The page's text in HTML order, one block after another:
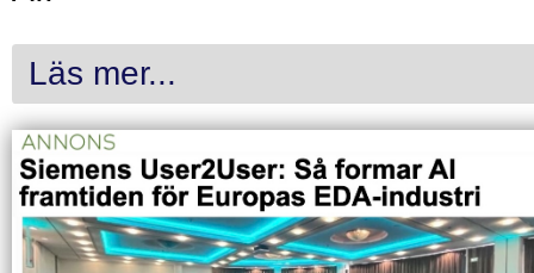
Läs mer...